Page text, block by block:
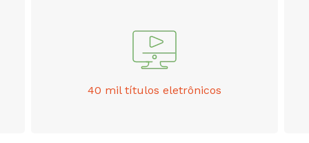
40 mil títulos eletrônicos